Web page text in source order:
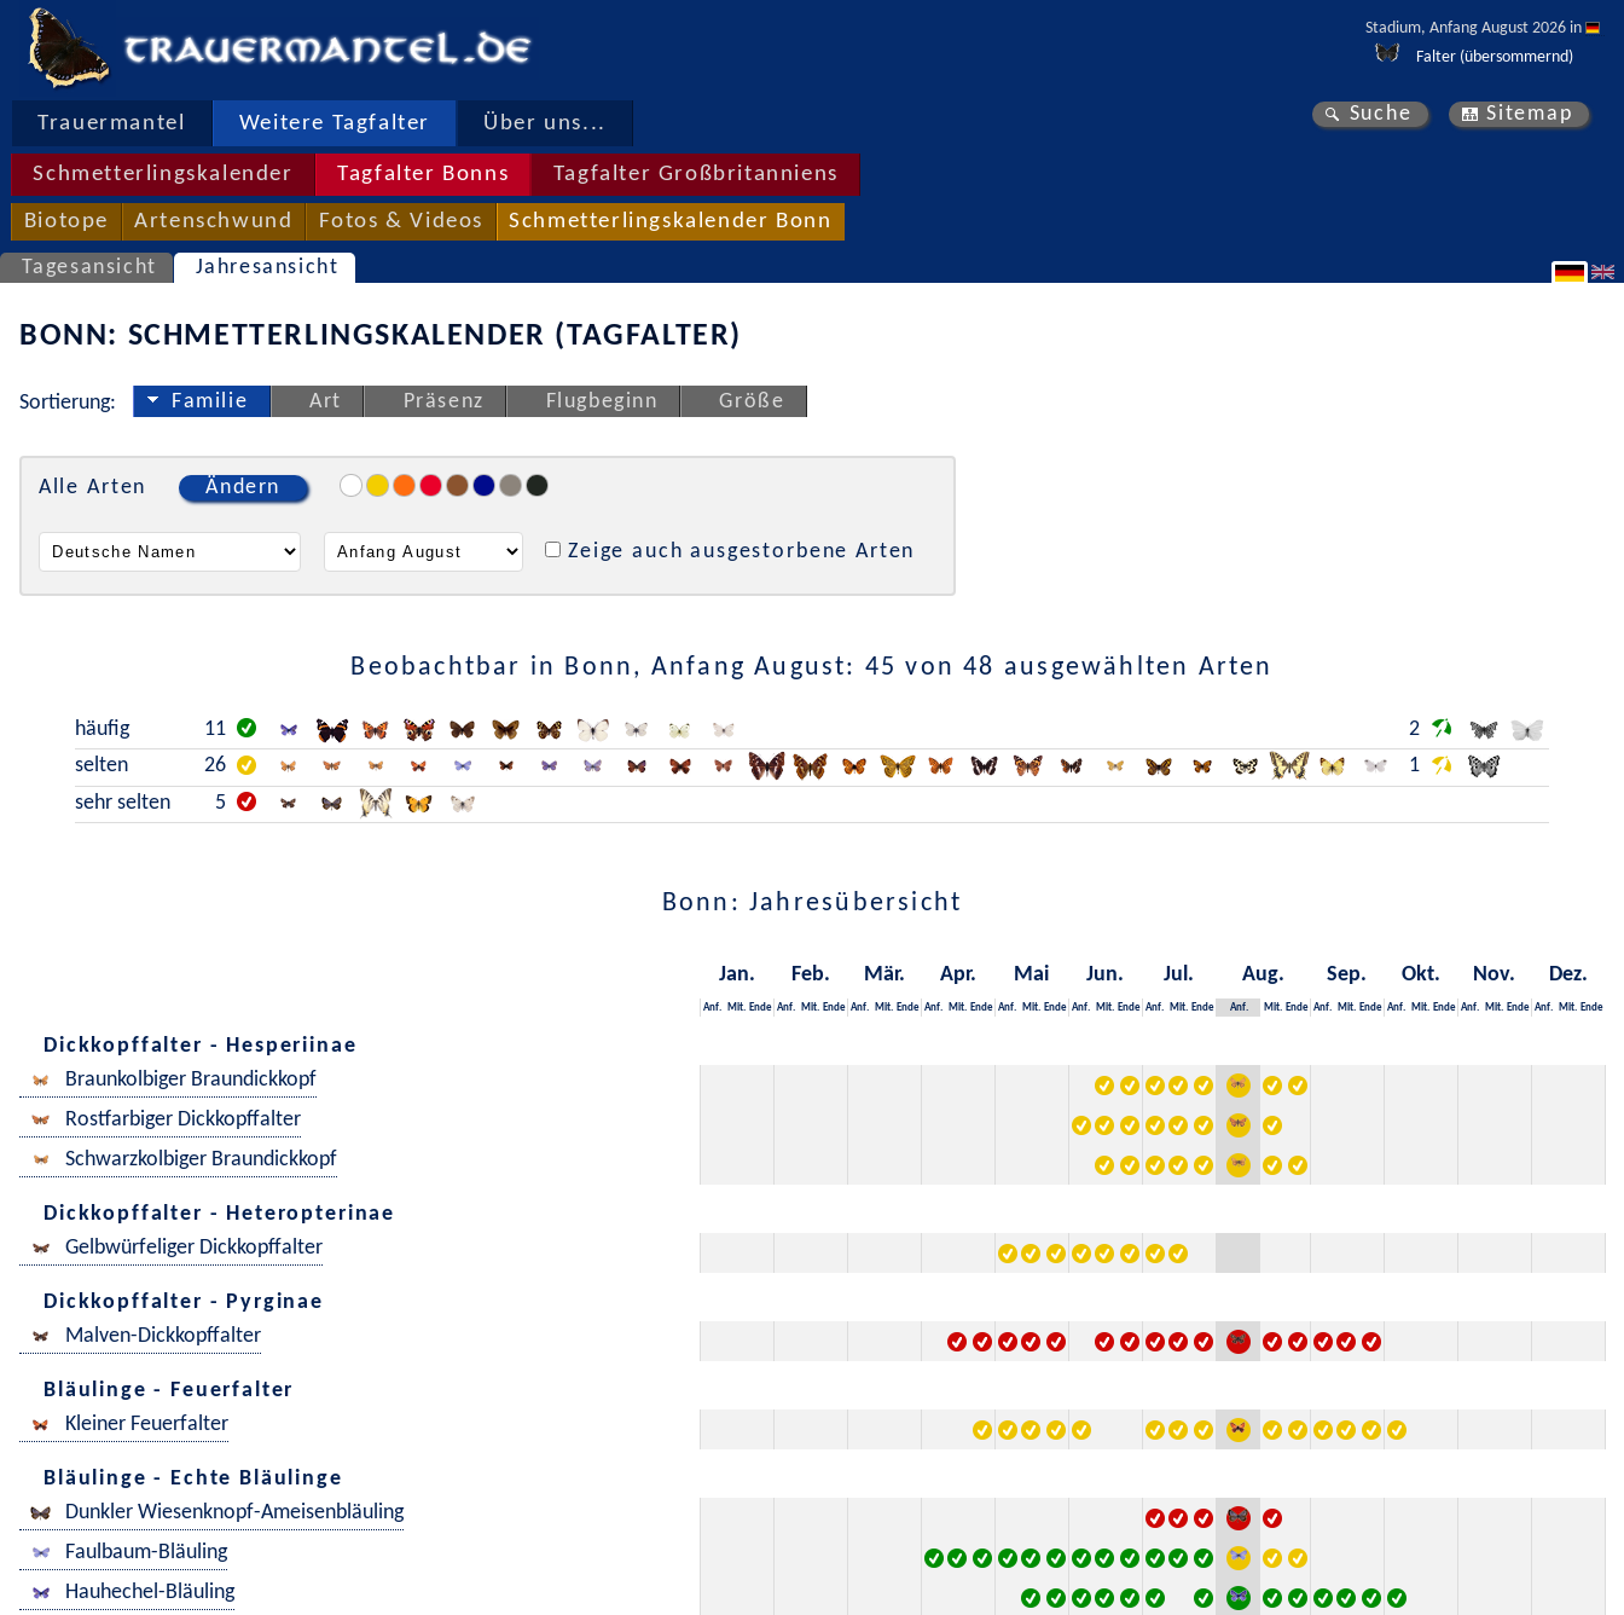
Stadium, Anfang August 2026 in
Falter (übersommernd)
Trauermantel Weitere Tagfalter Über uns...
Schmetterlingskalender Tagfalter Bonns Tagfalter Großbritanniens
Biotope Artenschwund Fotos & Videos Schmetterlingskalender Bonn
Suche Sitemap
Tagesansicht Jahresansicht
BONN: SCHMETTERLINGSKALENDER (TAGFALTER)
Sortierung: Familie Art Präsenz Flugbeginn Größe
Alle Arten Ändern
Zeige auch ausgestorbene Arten
Beobachtbar in Bonn, Anfang August: 45 von 48 ausgewählten Arten
häufig 11
2
selten
26
1
sehr selten
5
Bonn: Jahresübersicht
Jan. Feb. Mär. Apr. Mai Jun. Jul. Aug. Sep. Okt. Nov. Dez.
Anf. Mit. Ende Anf. Mit. Ende Anf. Mit. Ende Anf. Mit. Ende Anf. Mit. Ende Anf. Mit. Ende Anf. Mit. Ende Anf. Mit. Ende Anf. Mit. Ende Anf. Mit. Ende Anf. Mit. Ende Anf. Mit. Ende
Dickkopffalter - Hesperiinae
Braunkolbiger Braundickkopf
Rostfarbiger Dickkopffalter
Schwarzkolbiger Braundickkopf
Dickkopffalter - Heteropterinae
Gelbwürfeliger Dickkopffalter
Dickkopffalter - Pyrginae
Malven-Dickkopffalter
Bläulinge - Feuerfalter
Kleiner Feuerfalter
Bläulinge - Echte Bläulinge
Dunkler Wiesenknopf-Ameisenbläuling
Faulbaum-Bläuling
Hauhechel-Bläuling